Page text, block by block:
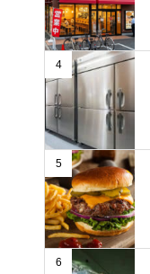
4
5
6